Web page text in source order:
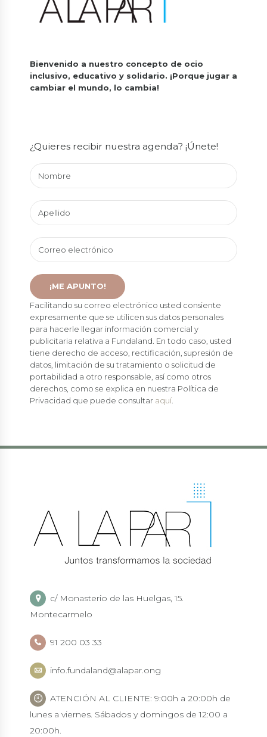
Bienvenido a nuestro concepto de ocio
inclusivo, educativo y solidario. ¡Porque jugar a
cambiar el mundo, lo cambia!
¿Quieres recibir nuestra agenda? ¡Únete!
Facilitando su correo electrónico usted consiente
expresamente que se utilicen sus datos personales
para hacerle llegar información comercial y
publicitaria relativa a Fundaland. En todo caso, usted
tiene derecho de acceso, rectificación, supresión de
datos, limitación de su tratamiento o solicitud de
portabilidad a otro responsable, así como otros
derechos, como se explica en nuestra Política de
Privacidad que puede consultar aquí
c/ Monasterio de las Huelgas, 15.
Montecarmelo
91 200 03 33
info.fundaland@alapar.ong
ATENCIÓN AL CLIENTE: 9:00h a 20:00h de
lunes a viernes. Sábados y domingos de 12:00 a
20:00h.